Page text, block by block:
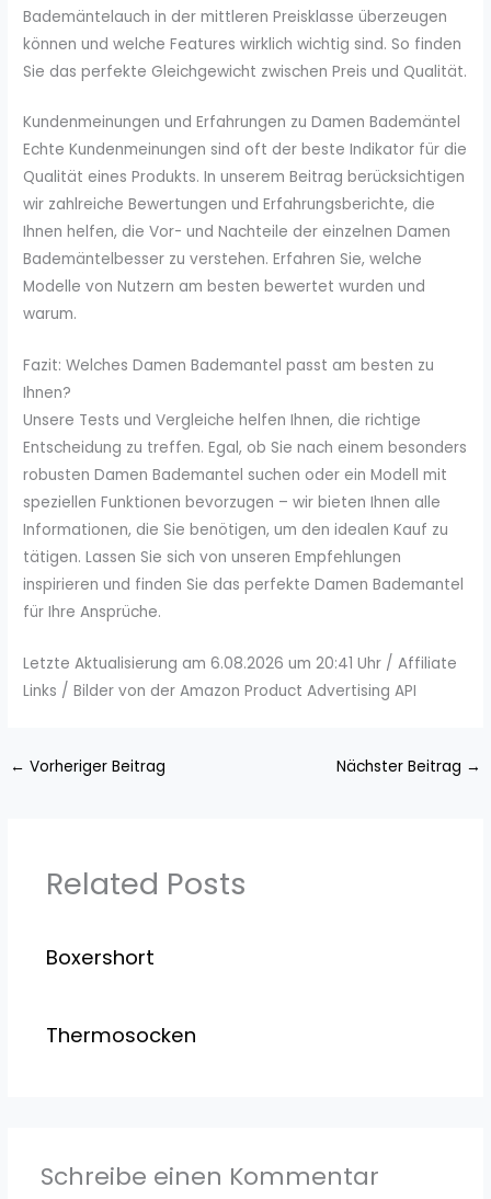
Bademäntelauch in der mittleren Preisklasse überzeugen
können und welche Features wirklich wichtig sind. So finden
Sie das perfekte Gleichgewicht zwischen Preis und Qualität.
Kundenmeinungen und Erfahrungen zu Damen Bademäntel
Echte Kundenmeinungen sind oft der beste Indikator für die
Qualität eines Produkts. In unserem Beitrag berücksichtigen
wir zahlreiche Bewertungen und Erfahrungsberichte, die
Ihnen helfen, die Vor- und Nachteile der einzelnen Damen
Bademäntelbesser zu verstehen. Erfahren Sie, welche
Modelle von Nutzern am besten bewertet wurden und
warum.
Fazit: Welches Damen Bademantel passt am besten zu
Ihnen?
Unsere Tests und Vergleiche helfen Ihnen, die richtige
Entscheidung zu treffen. Egal, ob Sie nach einem besonders
robusten Damen Bademantel suchen oder ein Modell mit
speziellen Funktionen bevorzugen – wir bieten Ihnen alle
Informationen, die Sie benötigen, um den idealen Kauf zu
tätigen. Lassen Sie sich von unseren Empfehlungen
inspirieren und finden Sie das perfekte Damen Bademantel
für Ihre Ansprüche.
Letzte Aktualisierung am 6.08.2026 um 20:41 Uhr / Affiliate
Links / Bilder von der Amazon Product Advertising API
← Vorheriger Beitrag Nächster Beitrag →
Related Posts
Boxershort
Thermosocken
Schreibe einen Kommentar